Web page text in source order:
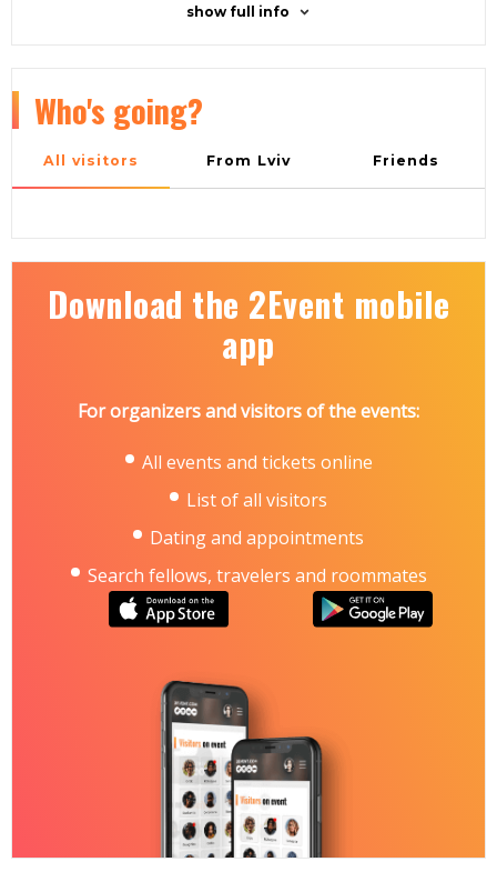
Головне завдання організаторів виставки - надати
передчуття щодо перспектив розвитку галузі з
кращими світовими брендами, адаптованими, при
можливості.
Контакти:
e-mail: plast@iec-expo.com.ua, helen@iec-expo.com.ua
show full info
Who's going?
All visitors From Lviv Friends
Download the 2Event mobile
app
For organizers and visitors of the events:
All events and tickets online
List of all visitors
Dating and appointments
Search fellows, travelers and roommates